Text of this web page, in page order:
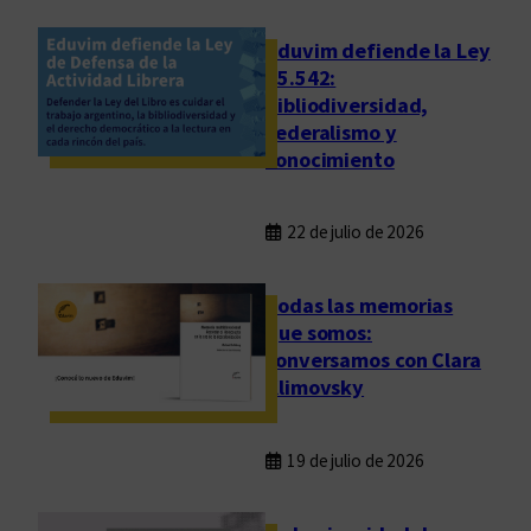
f
o
n
t
e
Eduvim defiende la Ley
25.542:
bibliodiversidad,
federalismo y
conocimiento
22 de julio de 2026
Todas las memorias
que somos:
conversamos con Clara
Klimovsky
19 de julio de 2026